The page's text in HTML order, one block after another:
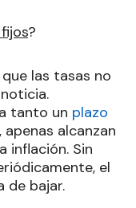
?
las tasas no
tanto un plazo
alcanzan
inflación. Sin
el
de bajar.